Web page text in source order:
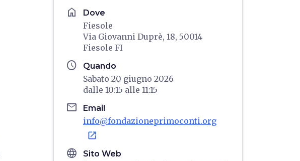
home Dove
Fiesole
Via Giovanni Duprè, 18, 50014
Fiesole FI
schedule Quando
Sabato 20 giugno 2026
dalle 10:15 alle 11:15
email Email
info@fondazioneprimoconti.org
open_in_new
language Sito Web